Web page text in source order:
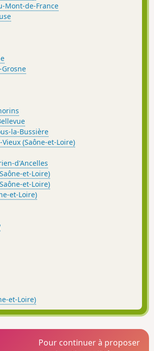
Mont-de-France
la-Bussière
(Saône-et-Loire)
d'Ancelles
et-Loire)
et-Loire)
et-Loire)
et-Loire)
Pour continuer à proposer